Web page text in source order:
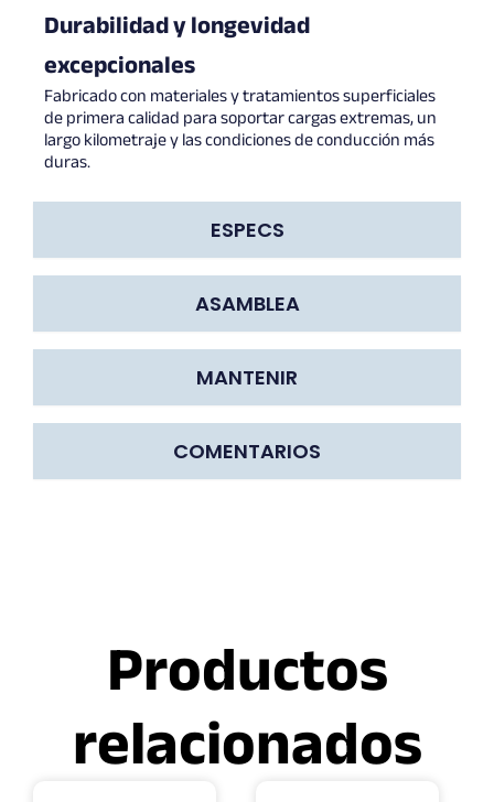
ESPECS
ASAMBLEA
MANTENIR
COMENTARIOS
Durabilidad y longevidad
excepcionales
Fabricado con materiales y tratamientos superficiales
de primera calidad para soportar cargas extremas, un
largo kilometraje y las condiciones de conducción más
duras.
Productos
relacionados